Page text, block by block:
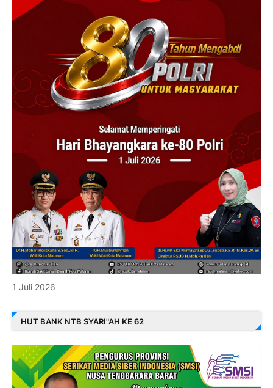
1 Juli 2026
HUT BANK NTB SYARI"AH KE 62